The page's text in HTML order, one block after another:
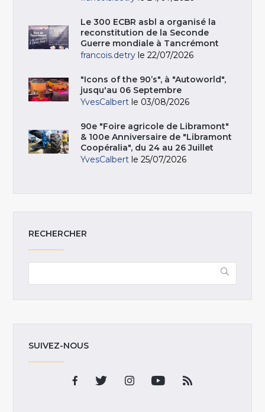
Le 300 ECBR asbl a organisé la
reconstitution de la Seconde
Guerre mondiale à Tancrémont
francois.detry le 22/07/2026
"Icons of the 90’s", à "Autoworld",
jusqu'au 06 Septembre
YvesCalbert le 03/08/2026
90e "Foire agricole de Libramont"
& 100e Anniversaire de "Libramont
Coopéralia", du 24 au 26 Juillet
YvesCalbert le 25/07/2026
RECHERCHER
SUIVEZ-NOUS